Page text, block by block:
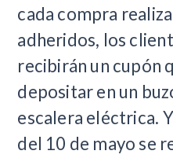
cada compra
adheridos, los
recibirán un cupón
depositar en un
escalera eléctrica.
del 10 de mayo se